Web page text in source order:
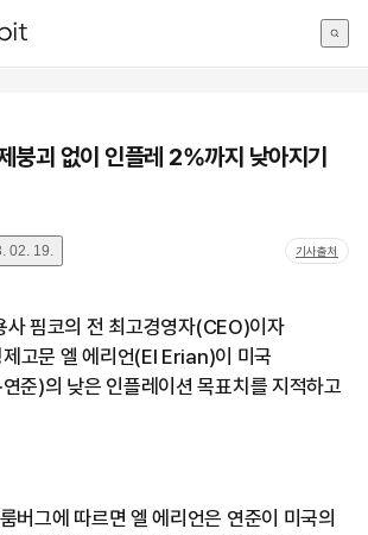
붕괴 없이 인플레 2%까지 낮아지기
02. 19. 기사출처
사 핌코의 전 최고경영자(CEO)이자
고문 엘 에리언(El Erian)이 미국
준)의 낮은 인플레이션 목표치를 지적하고
버그에 따르면 엘 에리언은 연준이 미국의